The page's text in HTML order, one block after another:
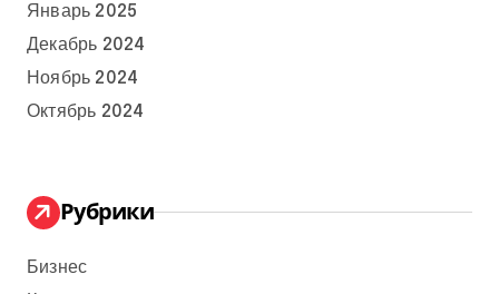
Январь 2025
Декабрь 2024
Ноябрь 2024
Октябрь 2024
Рубрики
Бизнес